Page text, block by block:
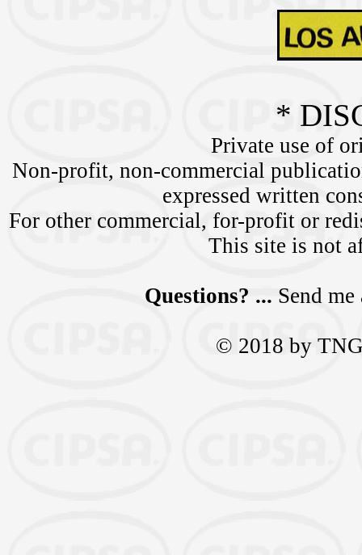
*
Private use of
Non-profit, non-commercial
expressed written
For other commercial, for-profit or
This site is not
Questions? ... Send
© 2018 by